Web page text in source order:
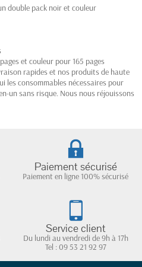
double pack noir et couleur
et couleur pour 165 pages
rapides et nos produits de haute
les consommables nécessaires pour
un sans risque. Nous nous réjouissons
Paiement sécurisé
Paiement en ligne 100% sécurisé
Service client
Du lundi au vendredi de 9h à 17h
Tel : 09 53 21 92 97